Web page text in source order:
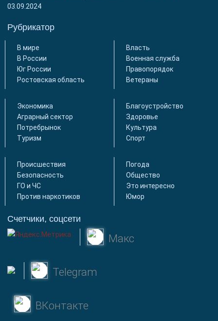
03.09.2024
Рубрикатор
В мире
В России
Юг России
Ростовская область
Власть
Военная служба
Правопорядок
Ветераны
Экономика
Аграрный сектор
Потребрынок
Туризм
Благоустройство
Здоровье
Культура
Спорт
Происшествия
Безопасность
ГО и ЧС
Против наркотиков
Погода
Общество
Это интересно
Юмор
Счетчики, соцсети
Макс
Telegram
ВКонтакте